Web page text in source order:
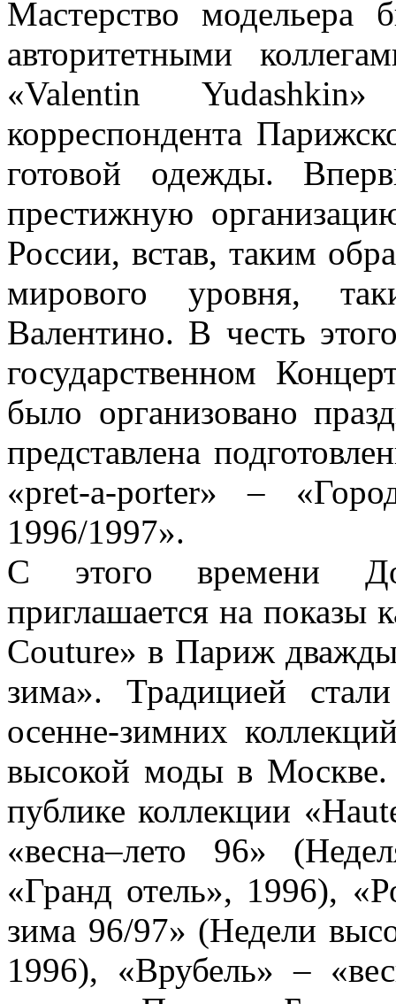
Мастерство модельера
авторитетными
«Valentin
корреспондента
готовой одежды.
престижную
России, встав, таким
мирового уровня,
Валентино. В честь
государственном
было организовано
представлена
«pret-a-porter» –
1996/1997».
С этого времени
приглашается на показы
Couture» в Париж дважды
зима». Традицией
осенне-зимних
высокой моды в Москве.
публике коллекции
«весна–лето 96»
«Гранд отель», 1996),
зима 96/97» (Недели
1996), «Врубель» –